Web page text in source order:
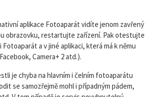
aplikace Fotoaparát vidíte jenom zavřený
obrazovku, restartujte zařízení. Pak otestujte
a v jiné aplikaci, která má k němu
Camera+ 2 atd.).
je chyba na hlavním i čelním fotoaparátu
se samozřejmě mohl i případným pádem,